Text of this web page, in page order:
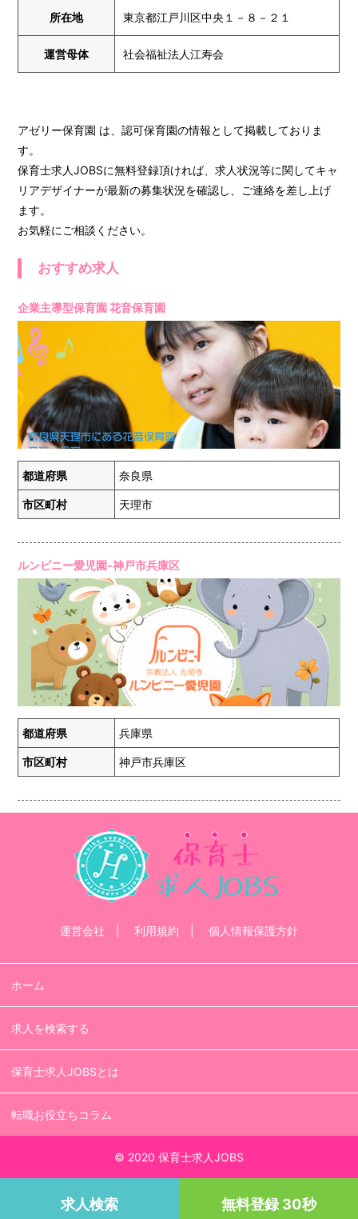
所在地 東京都江戸川区中央１－８－２１
運営母体 社会福祉法人江寿会
アゼリー保育園 は、認可保育園の情報として掲載しておりま
す。
保育士求人JOBSに無料登録頂ければ、求人状況等に関してキャ
リアデザイナーが最新の募集状況を確認し、ご連絡を差し上げ
ます。
お気軽にご相談ください。
おすすめ求人
企業主導型保育園 花音保育園
都道府県 奈良県
市区町村 天理市
ルンビニー愛児園-神戸市兵庫区
都道府県 兵庫県
市区町村 神戸市兵庫区
運営会社 利用規約 個人情報保護方針
ホーム
求人を検索する
保育士求人JOBSとは
転職お役立ちコラム
© 2020 保育士求人JOBS
求人検索 無料登録 30秒